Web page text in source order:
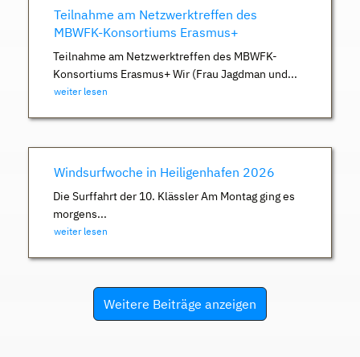
Teilnahme am Netzwerktreffen des
MBWFK-Konsortiums Erasmus+
Teilnahme am Netzwerktreffen des MBWFK-
Konsortiums Erasmus+ Wir (Frau Jagdman und...
weiter lesen
Windsurfwoche in Heiligenhafen 2026
Die Surffahrt der 10. Klässler Am Montag ging es
morgens...
weiter lesen
Weitere Beiträge anzeigen